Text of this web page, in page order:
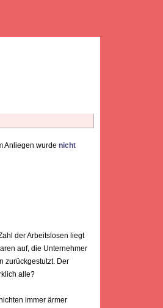
Anliegen wurde nicht
der Arbeitslosen liegt
auf, die Unternehmer
zurückgestutzt. Der
alle?
immer ärmer